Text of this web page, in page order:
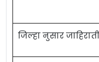
जिल्हा नुसार जाहिराती